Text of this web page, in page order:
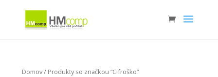
Domov/ Produkty so značkou “Cifroško”